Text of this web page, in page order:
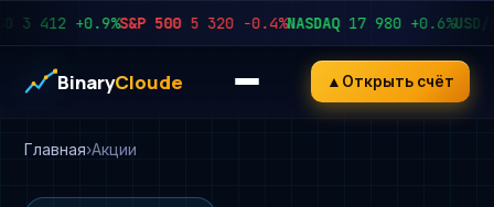
3 412 +0.9%S&P 500 5 320 −0.4%NASDAQ 17 980 +0.6%USD/
BinaryCloude ▲ Открыть счёт
Главная Акции